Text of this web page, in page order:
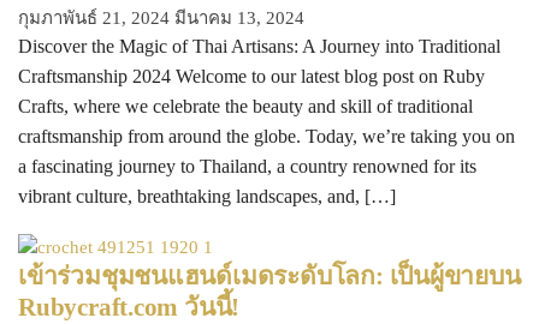
กุมภาพันธ์ 21, 2024 มีนาคม 13, 2024
Discover the Magic of Thai Artisans: A Journey into Traditional
Craftsmanship 2024 Welcome to our latest blog post on Ruby
Crafts, where we celebrate the beauty and skill of traditional
craftsmanship from around the globe. Today, we’re taking you on
a fascinating journey to Thailand, a country renowned for its
vibrant culture, breathtaking landscapes, and, […]
เข้าร่วมชุมชนแฮนด์เมดระดับโลก: เป็นผู้ขายบน
Rubycraft.com วันนี้!